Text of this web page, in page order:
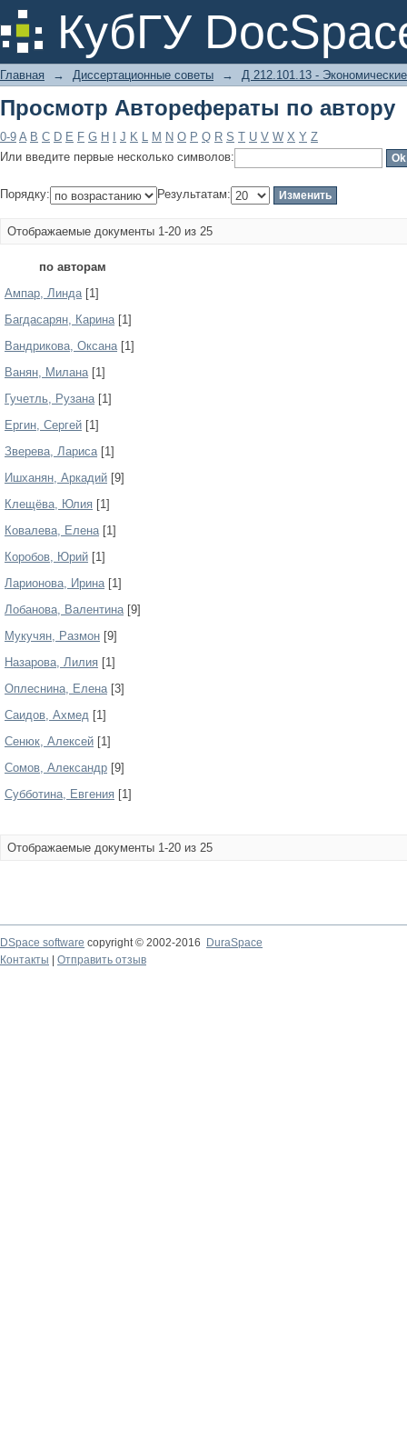
КубГУ
Просмотр Авторефераты по автору
Главная → Диссертационные советы → Д 212.101.13 -
Просмотр Авторефераты по автору
0-9 A B C D E F G H J K L M N O P Q R S T U V W X Y Z
Или введите первые несколько символов:
Порядку: Результатам:
Отображаемые документы 1-20 из 25
по авторам
Ампар, Линда[1]
Багдасарян, Карина[1]
Вандрикова, Оксана[1]
Ванян, Милана[1]
Гучетль, Рузана[1]
Ергин, Сергей [1]
Зверева, Лариса[1]
Ишханян, Аркадий [9]
Клещёва, Юлия [1]
Ковалева, Елена[1]
Коробов, Юрий [1]
Ларионова, Ирина[1]
Лобанова, Валентина[9]
Мукучян, Размон [9]
Назарова, Лилия [1]
Оплеснина, Елена[3]
Саидов, Ахмед [1]
Сенюк, Алексей [1]
Сомов, Александр [9]
Субботина, Евгения [1]
Отображаемые документы 1-20 из 25
DSpace software copyright © 2002-2016
DuraSpace
Контакты
Отправить отзыв